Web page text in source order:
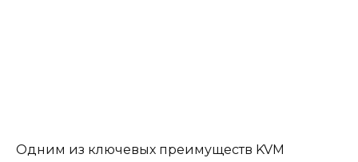
Одним из ключевых преимуществ KVM